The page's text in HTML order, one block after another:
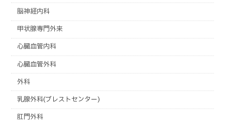
脳神経内科
甲状腺専門外来
心臓血管内科
心臓血管外科
外科
乳腺外科(ブレストセンター)
肛門外科